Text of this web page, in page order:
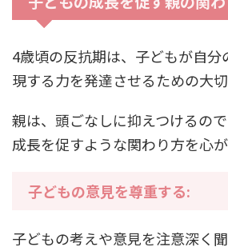
4歳頃の反抗期は、子どもが自分
現する力を発達させるための大切
親は、頭ごなしに抑えつけるの
成長を促すような関わり方を心が
子どもの意見を尊重する:
子どもの考えや意見を注意深く